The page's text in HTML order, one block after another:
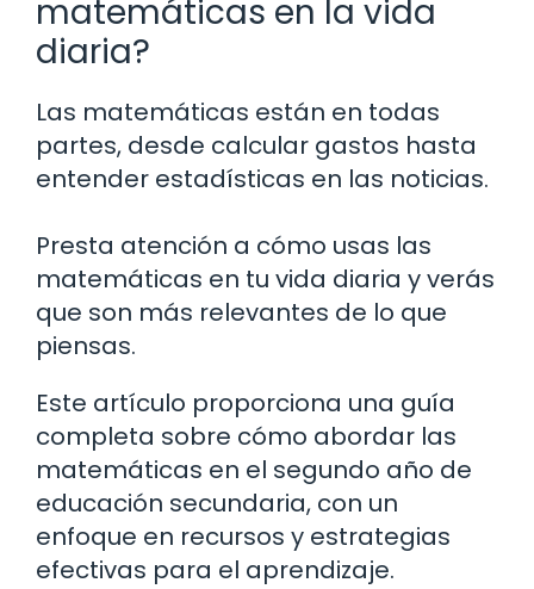
matemáticas en la vida
diaria?
Las matemáticas están en todas
partes, desde calcular gastos hasta
entender estadísticas en las noticias.
Presta atención a cómo usas las
matemáticas en tu vida diaria y verás
que son más relevantes de lo que
piensas.
Este artículo proporciona una guía
completa sobre cómo abordar las
matemáticas en el segundo año de
educación secundaria, con un
enfoque en recursos y estrategias
efectivas para el aprendizaje.